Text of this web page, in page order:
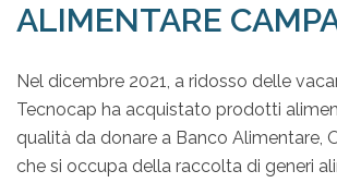
ALIMENTARE
Nel dicembre 2021, a ridosso delle
Tecnocap ha acquistato prodotti
qualità da donare a Banco Alimentare,
che si occupa della raccolta di generi